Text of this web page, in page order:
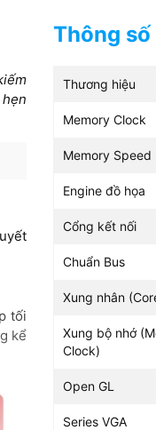
tối
kể
Thông
Thương hiệu
Memory Clock
Memory Speed
Engine đồ họa
Cổng kết nối
Chuẩn Bus
Xung nhân
Xung bộ nhớ
Clock)
Open GL
Series VGA